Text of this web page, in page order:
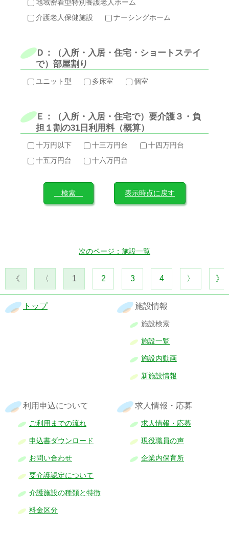
地域密着型特別養護老人ホーム
介護老人保健施設
ナーシングホーム
Ｄ：（入所・入居・住宅・ショートステイ
で）部屋割り
ユニット型 多床室 個室
Ｅ：（入所・入居・住宅で）要介護３・負
担１割の31日利用料（概算）
十万円以下 十三万円台
十四万円台
十五万円台
十六万円台
次のページ：施設一覧
《 〈 1 2 3 4 〉 》
トップ 施設情報
施設検索
施設一覧
施設内動画
新施設情報
利用申込について
ご利用までの流れ
申込書ダウンロード
お問い合わせ
要介護認定について
介護施設の種類と特徴
料金区分
求人情報・応募
求人情報・応募
現役職員の声
企業内保育所